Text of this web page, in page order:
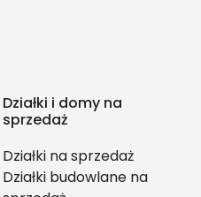
Działki i domy na
sprzedaż
Działki na sprzedaż
Działki budowlane na